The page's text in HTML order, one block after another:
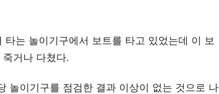
는 놀이기구에서 보트를 타고 있었는데 이 보
거나 다쳤다.
놀이기구를 점검한 결과 이상이 없는 것으로 나